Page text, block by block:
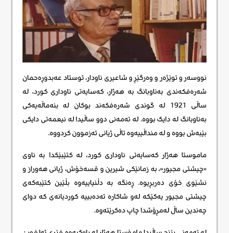
نووسەر و توێژەر و وەرگێڕ و شاعیری ناودار، ئوستاد عەبدوڕەحمان
شەرەفکەندی بەناوبانگ بە هەژار، کەسایەتی ناوداری کورد، لە
ساڵی 1921 لە گوندی شەرەفکەند بوکان لە بنەماڵەیەکی
بەناوبانگ لە دایک بووە. لە تەمەنی دوو ساڵیدا لە نیعمەتی دایکی
بێبەش بووە و لە منداڵییەوە تاڵی ژیانی ئەزموون کردووە.
ماموستا هەژار کەسایەتی ناوداری کورد، لە کتێبێکدا بە ناوی
«چیشتی مجیور«، بە زمانێکی شیرین و قسەخۆش، ژیانی هەوراز و
نشێوی خۆی دەربڕیوە. ڕەنگە بە دڵنیاییەوە بڵێین کتێبەکەی
چیشتی مجیور یەکێکە لەو شاکارە ئەدەبییە کوردیانەی کە دوای
چەندین ساڵ لەمڕۆشدا چاپ دەکرێتەوە.